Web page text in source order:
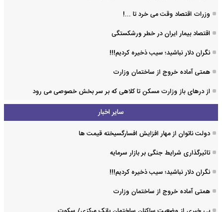
وزرات اقتصاد وقت می خرد تا ...!
اقتصاد بیمار ایران در خطر ورشکستگی
نگران دلار نباشید؛ سیب ذخیره کردیم!!!
همتی آماده خروج از ساختمان وزارت
از درهای باز وزارت مسکن تا کلاهی که بر سر بخش خصوصی می رود
سایر اخبار
دولت ناتوان از مهار افزایش افسارگسیخته قیمت ها
تاثیرگذاری شرایط جنگی بر بازار سرمایه
نگران دلار نباشید؛ سیب ذخیره کردیم!!!
همتی آماده خروج از ساختمان وزارت